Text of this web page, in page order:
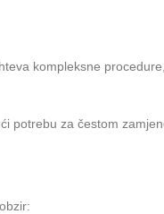
kompleksne
potrebu za čestom